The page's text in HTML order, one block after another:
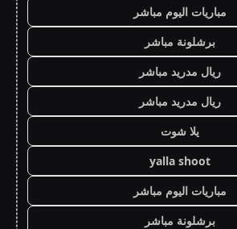
مباريات اليوم مباشر
برشلونة مباشر
ريال مدريد مباشر
ريال مدريد مباشر
يلا شوت
yalla shoot
مباريات اليوم مباشر
برشلونة مباشر